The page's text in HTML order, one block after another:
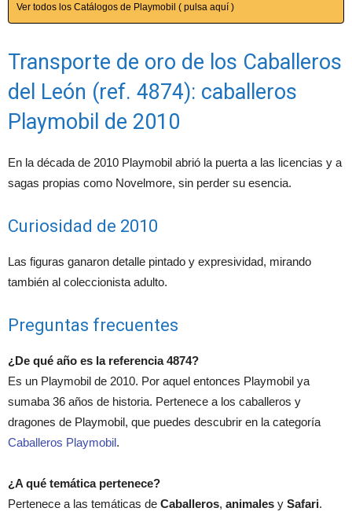
Ver todos los Catálogos de Playmobil ( pulsa aquí )
Transporte de oro de los Caballeros
del León (ref. 4874): caballeros
Playmobil de 2010
En la década de 2010 Playmobil abrió la puerta a las licencias y a
sagas propias como Novelmore, sin perder su esencia.
Curiosidad de 2010
Las figuras ganaron detalle pintado y expresividad, mirando
también al coleccionista adulto.
Preguntas frecuentes
¿De qué año es la referencia 4874?
Es un Playmobil de 2010. Por aquel entonces Playmobil ya
sumaba 36 años de historia. Pertenece a los caballeros y
dragones de Playmobil, que puedes descubrir en la categoría
Caballeros Playmobil.
¿A qué temática pertenece?
Pertenece a las temáticas de Caballeros, animales y Safari.